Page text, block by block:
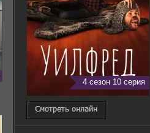
4 сезон 10 серия